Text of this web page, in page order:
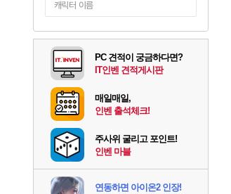
PC 견적이 궁금하다면?
IT인벤 견적게시판
매일매일,
인벤 출석체크!
주사위 굴리고 포인트!
인벤 마블
연동하면 아이온2 인장!